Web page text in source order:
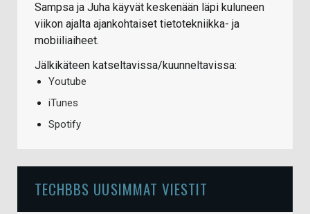
Sampsa ja Juha käyvät keskenään läpi kuluneen
viikon ajalta ajankohtaiset tietotekniikka- ja
mobiiliaiheet.
Jälkikäteen katseltavissa/kuunneltavissa:
Youtube
iTunes
Spotify
TECHBBS UUSIMMAT VIESTIT